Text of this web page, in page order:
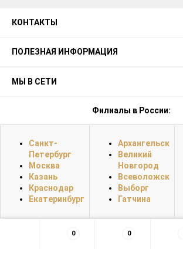
КОНТАКТЫ
ПОЛЕЗНАЯ ИНФОРМАЦИЯ
МЫ В СЕТИ
Филиалы в России:
Санкт-
Петербург
Москва
Казань
Краснодар
Екатеринбург
Архангельск
Великий
Новгород
Всеволожск
Выборг
Гатчина
0 0